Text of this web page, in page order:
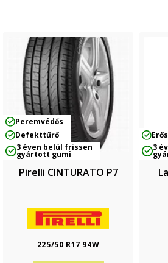
Peremvédős
Defekttűrő
3 éven belül frissen
gyártott gumi
Pirelli CINTURATO P7
225/50 R17 94W
3